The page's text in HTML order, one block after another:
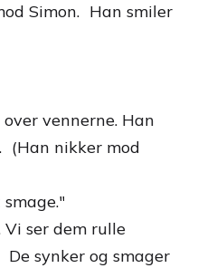
Simon. Han smiler
vennerne. Han
(Han nikker mod
Vi ser dem rulle
synker og smager